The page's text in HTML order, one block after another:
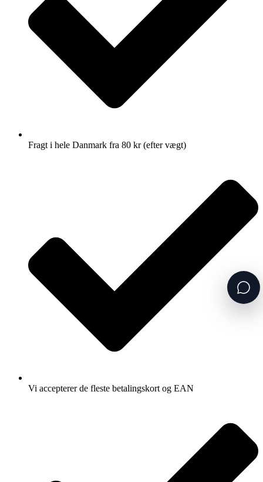
Fragt i hele Danmark fra 80 kr (efter vægt)
Vi accepterer de fleste betalingskort og EAN